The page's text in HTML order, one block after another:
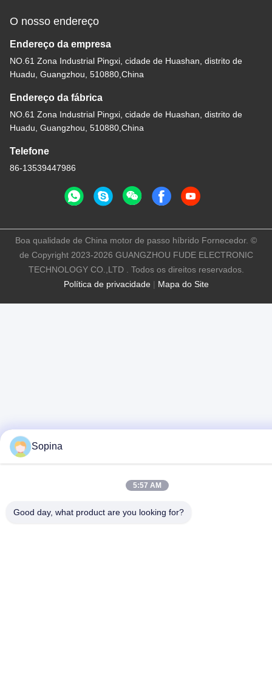
O nosso endereço
Endereço da empresa
NO.61 Zona Industrial Pingxi, cidade de Huashan, distrito de
Huadu, Guangzhou, 510880,China
Endereço da fábrica
NO.61 Zona Industrial Pingxi, cidade de Huashan, distrito de
Huadu, Guangzhou, 510880,China
Telefone
86-13539447986
Política de privacidade| Mapa do Site
Boa qualidade de China motor de passo híbrido Fornecedor. ©
de Copyright 2023-2026 GUANGZHOU FUDE ELECTRONIC
TECHNOLOGY CO.,LTD . Todos os direitos reservados.
Sopina
5:57 AM
Good day, what product are you looking for?